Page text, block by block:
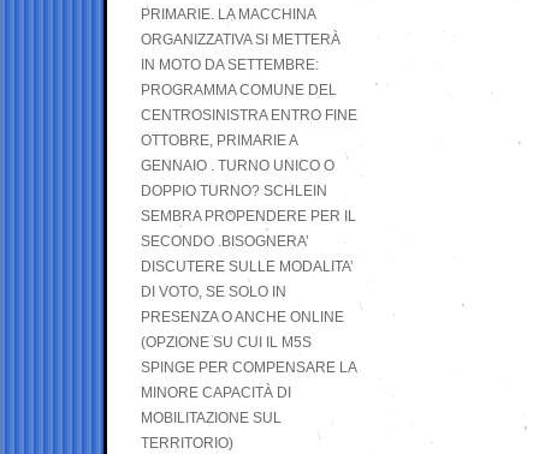
PRIMARIE. LA MACCHINA
ORGANIZZATIVA SI METTERÀ
IN MOTO DA SETTEMBRE:
PROGRAMMA COMUNE DEL
CENTROSINISTRA ENTRO FINE
OTTOBRE, PRIMARIE A
GENNAIO . TURNO UNICO O
DOPPIO TURNO? SCHLEIN
SEMBRA PROPENDERE PER IL
SECONDO .BISOGNERA’
DISCUTERE SULLE MODALITA’
DI VOTO, SE SOLO IN
PRESENZA O ANCHE ONLINE
(OPZIONE SU CUI IL M5S
SPINGE PER COMPENSARE LA
MINORE CAPACITÀ DI
MOBILITAZIONE SUL
TERRITORIO)